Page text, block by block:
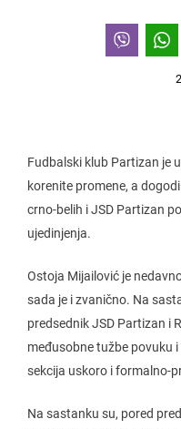
Fudbalski klub Partizan je
korenite promene, a
crno-belih i JSD Partizan
ujedinjenja.
Ostoja Mijailović je
sada je i zvanično. Na
predsednik JSD Partizan i
međusobne tužbe povuku
sekcija uskoro i formalno-
Na sastanku su, pored